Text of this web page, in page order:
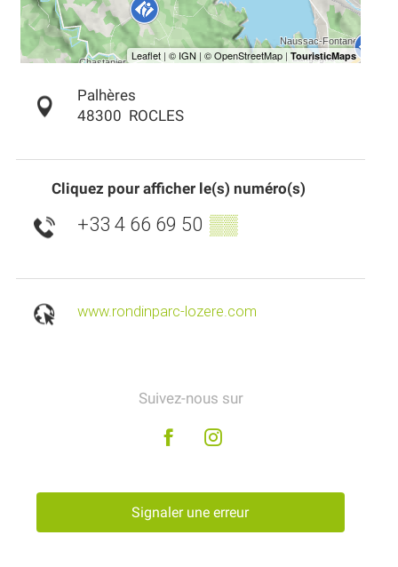
Palhères
48300 ROCLES
Cliquez pour afficher le(s) numéro(s)
+33 4 66 69 50 ▒▒
www.rondinparc-lozere.com
Suivez-nous sur
Signaler une erreur